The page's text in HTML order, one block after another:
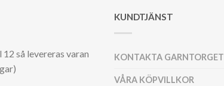
så levereras varan
KUNDTJÄNST
KONTAKTA GARNTORGET
VÅRA KÖPVILLKOR